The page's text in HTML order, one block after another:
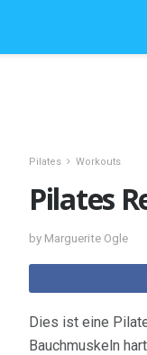
Pilates Workouts
Pilates
by Marguerite Ogle
Dies ist eine
Bauchmuskeln